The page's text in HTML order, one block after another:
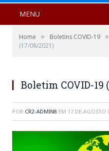
MENU
Home » Boletins COVID-19 »
(17/08/2021)
Boletim COVID-19
POR CR2-ADMIN8 EM 17 DE AGOSTO